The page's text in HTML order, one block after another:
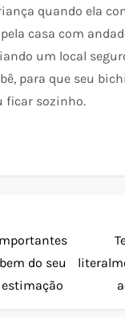
quando ela
casa com
um local
para que seu
ficar sozinho.
do seu